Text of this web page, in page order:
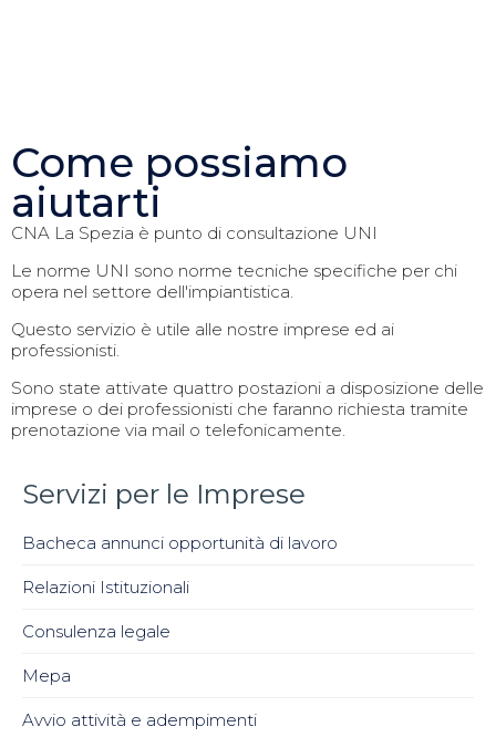
Come possiamo
aiutarti
CNA La Spezia è punto di consultazione UNI
Le norme UNI sono norme tecniche specifiche per chi
opera nel settore dell'impiantistica.
Questo servizio è utile alle nostre imprese ed ai
professionisti.
Sono state attivate quattro postazioni a disposizione delle
imprese o dei professionisti che faranno richiesta tramite
prenotazione via mail o telefonicamente.
Servizi per le Imprese
Bacheca annunci opportunità di lavoro
Relazioni Istituzionali
Consulenza legale
Mepa
Avvio attività e adempimenti